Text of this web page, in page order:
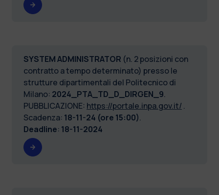
SYSTEM ADMINISTRATOR (n. 2 posizioni con
contratto a tempo determinato) presso le
strutture dipartimentali del Politecnico di
Milano: 2024_PTA_TD_D_DIRGEN_9.
PUBBLICAZIONE: https://portale.inpa.gov.it/ .
Scadenza: 18-11-24 (ore 15:00).
Deadline: 18-11-2024